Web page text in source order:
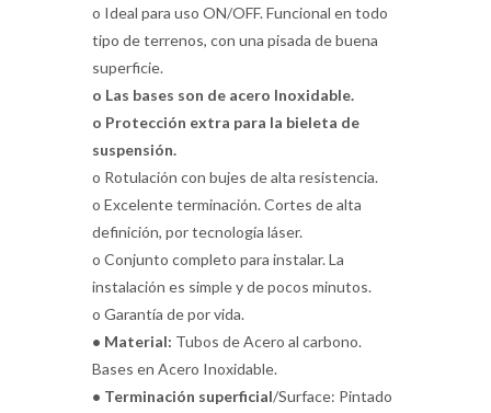
o Ideal para uso ON/OFF. Funcional en todo
tipo de terrenos, con una pisada de buena
superficie.
o Las bases son de acero Inoxidable.
o Protección extra para la bieleta de
suspensión.
o Rotulación con bujes de alta resistencia.
o Excelente terminación. Cortes de alta
definición, por tecnología láser.
o Conjunto completo para instalar. La
instalación es simple y de pocos minutos.
o Garantía de por vida.
• Material: Tubos de Acero al carbono.
Bases en Acero Inoxidable.
• Terminación superficial/Surface: Pintado